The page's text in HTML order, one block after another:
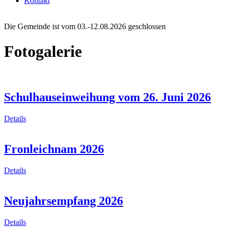
Die Gemeinde ist vom 03.-12.08.2026 geschlossen
Fotogalerie
Schulhauseinweihung vom 26. Juni 2026
Details
Fronleichnam 2026
Details
Neujahrsempfang 2026
Details